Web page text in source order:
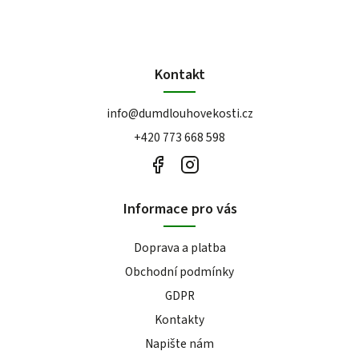
Kontakt
info@dumdlouhovekosti.cz
+420 773 668 598
Informace pro vás
Doprava a platba
Obchodní podmínky
GDPR
Kontakty
Napište nám